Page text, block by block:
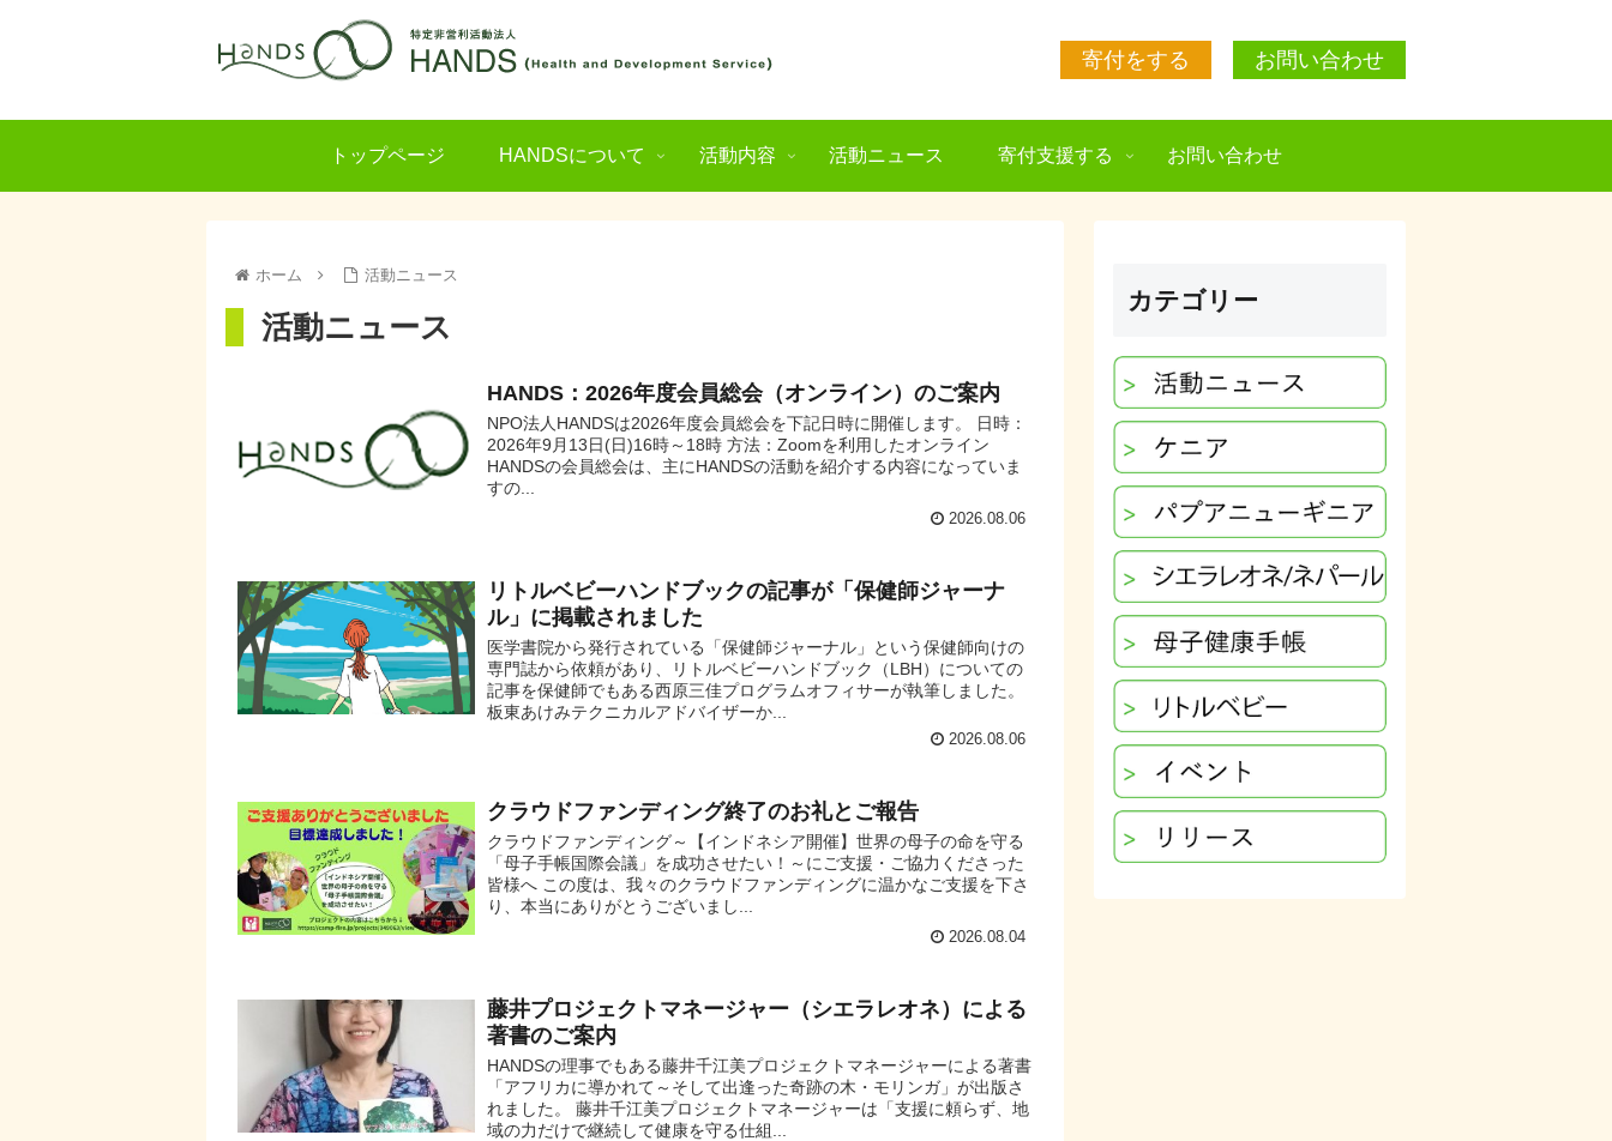
寄付をする お問い合わせ
トップページ HANDSについて 活動内容 活動ニュース 寄付支援する お問い合わせ
ホーム 活動ニュース
活動ニュース
HANDS：2026年度会員総会（オンライン）のご案内
NPO法人HANDSは2026年度会員総会を下記日時に開催します。 日時：
2026年9月13日(日)16時～18時 方法：Zoomを利用したオンライン
HANDSの会員総会は、主にHANDSの活動を紹介する内容になっていま
すの...
2026.08.06
リトルベビーハンドブックの記事が「保健師ジャーナ
ル」に掲載されました
医学書院から発行されている「保健師ジャーナル」という保健師向けの
専門誌から依頼があり、リトルベビーハンドブック（LBH）についての
記事を保健師でもある西原三佳プログラムオフィサーが執筆しました。
板東あけみテクニカルアドバイザーか...
2026.08.06
クラウドファンディング終了のお礼とご報告
クラウドファンディング～【インドネシア開催】世界の母子の命を守る
「母子手帳国際会議」を成功させたい！～にご支援・ご協力くださった
皆様へ この度は、我々のクラウドファンディングに温かなご支援を下さ
り、本当にありがとうございまし...
2026.08.04
藤井プロジェクトマネージャー（シエラレオネ）による
著書のご案内
HANDSの理事でもある藤井千江美プロジェクトマネージャーによる著書
「アフリカに導かれて～そして出逢った奇跡の木・モリンガ」が出版さ
れました。 藤井千江美プロジェクトマネージャーは「支援に頼らず、地
域の力だけで継続して健康を守る仕組...
カテゴリー